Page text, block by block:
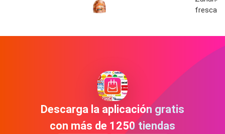
Descarga la aplicación gratis
con más de 1250 tiendas